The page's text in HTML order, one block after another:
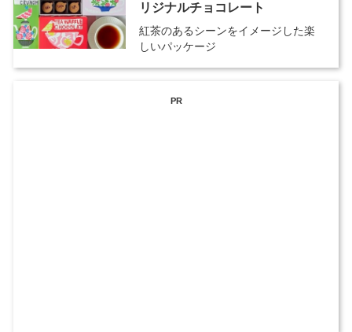
リジナルチョコレート
紅茶のあるシーンをイメージした楽
しいパッケージ
PR